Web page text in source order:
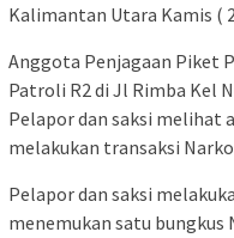
Kalimantan Utara Kamis (
Anggota Penjagaan Piket
Patroli R2 di Jl Rimba Kel
Pelapor dan saksi melihat
melakukan transaksi
Pelapor dan saksi
menemukan satu bungkus